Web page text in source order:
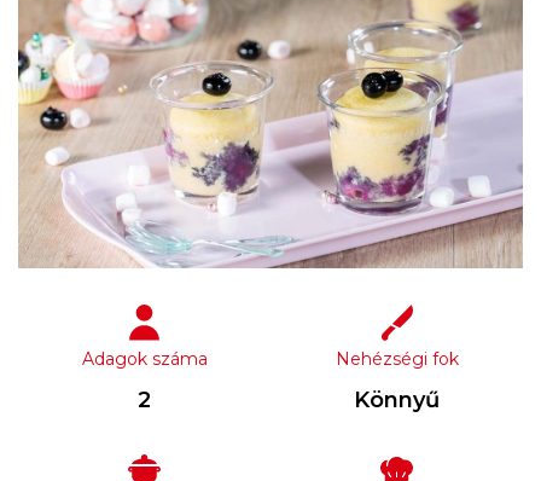
Adagok száma
2
Nehézségi fok
Könnyű